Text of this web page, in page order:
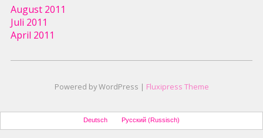
August 2011
Juli 2011
April 2011
Powered by WordPress | Fluxipress Theme
Deutsch Русский (Russisch)